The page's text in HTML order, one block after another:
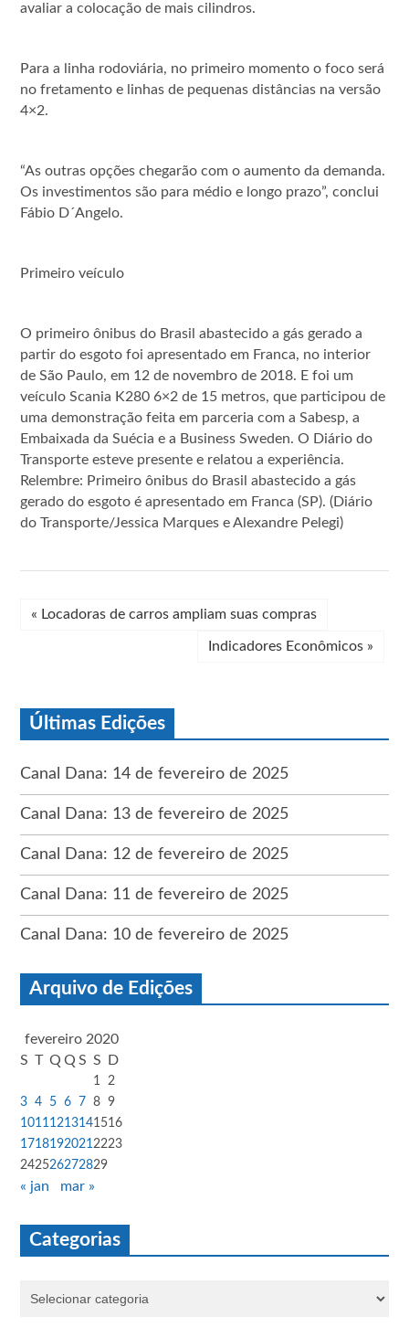
avaliar a colocação de mais cilindros.
Para a linha rodoviária, no primeiro momento o foco será
no fretamento e linhas de pequenas distâncias na versão
4×2.
“As outras opções chegarão com o aumento da demanda.
Os investimentos são para médio e longo prazo”, conclui
Fábio D´Angelo.
Primeiro veículo
O primeiro ônibus do Brasil abastecido a gás gerado a
partir do esgoto foi apresentado em Franca, no interior
de São Paulo, em 12 de novembro de 2018. E foi um
veículo Scania K280 6×2 de 15 metros, que participou de
uma demonstração feita em parceria com a Sabesp, a
Embaixada da Suécia e a Business Sweden. O Diário do
Transporte esteve presente e relatou a experiência.
Relembre: Primeiro ônibus do Brasil abastecido a gás
gerado do esgoto é apresentado em Franca (SP). (Diário
do Transporte/Jessica Marques e Alexandre Pelegi)
« Locadoras de carros ampliam suas compras
Indicadores Econômicos »
Últimas Edições
Canal Dana: 14 de fevereiro de 2025
Canal Dana: 13 de fevereiro de 2025
Canal Dana: 12 de fevereiro de 2025
Canal Dana: 11 de fevereiro de 2025
Canal Dana: 10 de fevereiro de 2025
Arquivo de Edições
fevereiro 2020
S T Q Q S S D
1
2
3 4 5 6 7 8 9
1011 1213141516
1718192021 2223
242526272829
« jan mar »
Categorias